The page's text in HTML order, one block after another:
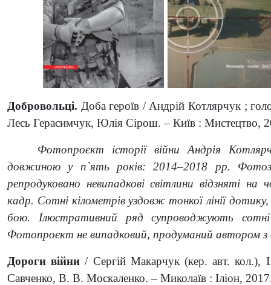
Добровольці. Доба героїв / Андрій Котлярчук ;
Лесь Герасимчук, Юлія Сірош. – Київ : Мистецтво,
Фотопроєкт історії війни Андрія
довжиною у п`ять років: 2014–2018 рр.
репродуковано невипадкові світлини відзняті
кадр. Сотні кілометрів уздовж тонкої лінії
бою. Ілюстративний ряд супроводжують сотні
Фотопроєкт не випадковий, продуманий автором з
Дороги війни / Cергій Макарчук (кер. авт.
Савченко, В. В. Москаленко. – Миколаїв : Іліон,